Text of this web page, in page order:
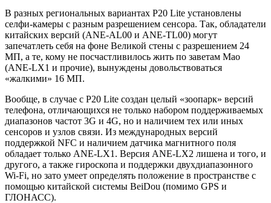
В разных региональных вариантах P20 Lite установлены
селфи-камеры с разным разрешением сенсора. Так, обладатели
китайских версий (ANE-AL00 и ANE-TL00) могут
запечатлеть себя на фоне Великой стены с разрешением 24
МП, а те, кому не посчастливилось жить по заветам Мао
(ANE-LX1 и прочие), вынуждены довольствоваться
«жалкими» 16 МП.
Вообще, в случае с P20 Lite создан целый «зоопарк» версий
телефона, отличающихся не только набором поддерживаемых
диапазонов частот 3G и 4G, но и наличием тех или иных
сенсоров и узлов связи. Из международных версий
поддержкой NFC и наличием датчика магнитного поля
обладает только ANE-LX1. Версия ANE-LX2 лишена и того, и
другого, а также гироскопа и поддержки двухдиапазонного
Wi-Fi, но зато умеет определять положение в пространстве с
помощью китайской системы BeiDou (помимо GPS и
ГЛОНАСС).